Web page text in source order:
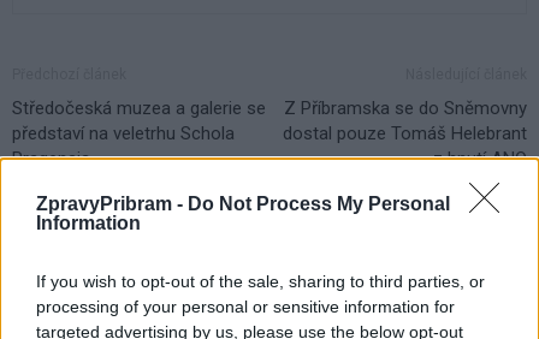
ZpravyPribram - Do Not Process My Personal
Information
If you wish to opt-out of the sale, sharing to third parties, or
processing of your personal or sensitive information for
targeted advertising by us, please use the below opt-out
Středočeská muzea a galerie se
představí na veletrhu Schola
Pragensis
Z Příbramska se do Sněmovny
dostal pouze Tomáš Helebrant
z hnutí ANO
VÍCE OD AUTORA